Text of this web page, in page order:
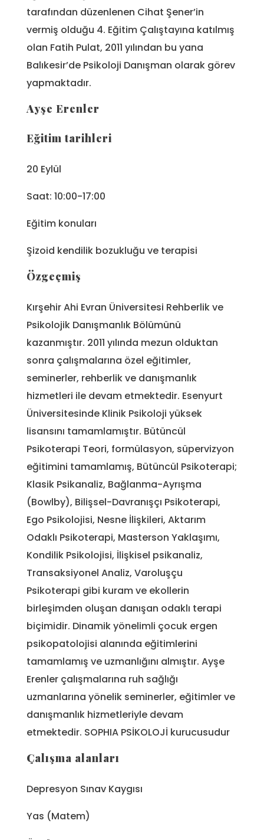
tarafından düzenlenen Cihat Şener’in
vermiş olduğu 4. Eğitim Çalıştayına katılmış
olan Fatih Pulat, 2011 yılından bu yana
Balıkesir’de Psikoloji Danışman olarak görev
yapmaktadır.
Ayşe Erenler
Eğitim tarihleri
20 Eylül
Saat: 10:00-17:00
Eğitim konuları
Şizoid kendilik bozukluğu ve terapisi
Özgeçmiş
Kırşehir Ahi Evran Üniversitesi Rehberlik ve
Psikolojik Danışmanlık Bölümünü
kazanmıştır. 2011 yılında mezun olduktan
sonra çalışmalarına özel eğitimler,
seminerler, rehberlik ve danışmanlık
hizmetleri ile devam etmektedir. Esenyurt
Üniversitesinde Klinik Psikoloji yüksek
lisansını tamamlamıştır. Bütüncül
Psikoterapi Teori, formülasyon, süpervizyon
eğitimini tamamlamış, Bütüncül Psikoterapi;
Klasik Psikanaliz, Bağlanma-Ayrışma
(Bowlby), Bilişsel-Davranışçı Psikoterapi,
Ego Psikolojisi, Nesne İlişkileri, Aktarım
Odaklı Psikoterapi, Masterson Yaklaşımı,
Kondilik Psikolojisi, İlişkisel psikanaliz,
Transaksiyonel Analiz, Varoluşçu
Psikoterapi gibi kuram ve ekollerin
birleşimden oluşan danışan odaklı terapi
biçimidir. Dinamik yönelimli çocuk ergen
psikopatolojisi alanında eğitimlerini
tamamlamış ve uzmanlığını almıştır. Ayşe
Erenler çalışmalarına ruh sağlığı
uzmanlarına yönelik seminerler, eğitimler ve
danışmanlık hizmetleriyle devam
etmektedir. SOPHIA PSİKOLOJİ kurucusudur
Çalışma alanları
Depresyon Sınav Kaygısı
Yas (Matem)